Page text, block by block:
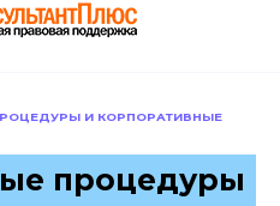
И КОРПОРАТИВНЫЕ
процедуры